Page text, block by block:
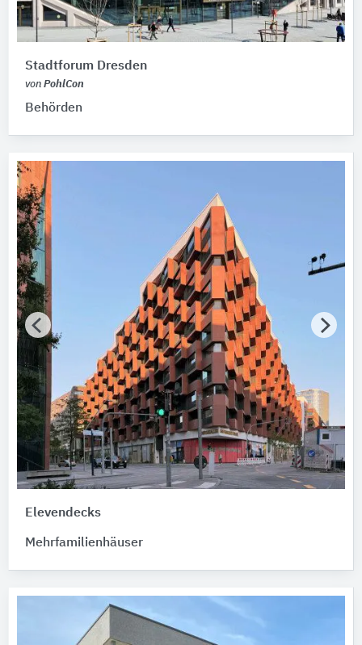
Stadtforum Dresden
von PohlCon
Behörden
Elevendecks
Mehrfamilienhäuser